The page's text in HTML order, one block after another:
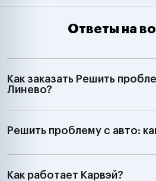
Ответы на
Как заказать Решить
Линево?
Решить проблему с авто:
Как работает Карвэй?